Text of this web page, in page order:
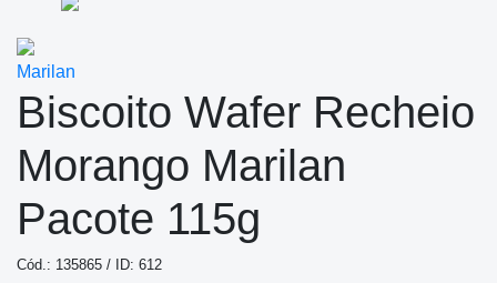
Marilan
Biscoito Wafer Recheio
Morango Marilan
Pacote 115g
Cód.: 135865 / ID: 612